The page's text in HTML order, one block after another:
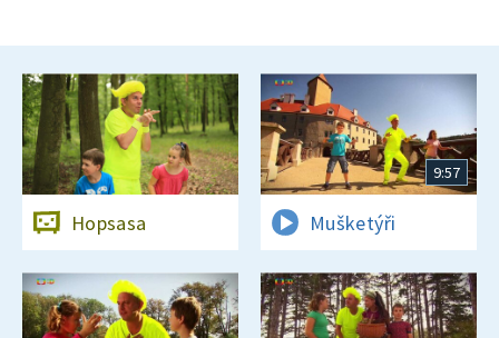
Hopsasa
9:57
Mušketýři